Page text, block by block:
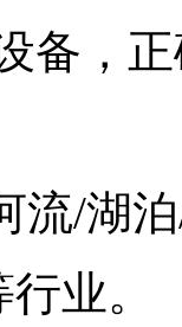
备，
流/湖
业。